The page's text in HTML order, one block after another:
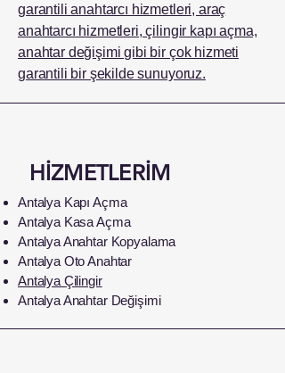
garantili anahtarcı hizmetleri, araç
anahtarcı hizmetleri, çilingir kapı açma,
anahtar değişimi gibi bir çok hizmeti
garantili bir şekilde sunuyoruz.
HİZMETLERİM
Antalya Kapı Açma
Antalya Kasa Açma
Antalya Anahtar Kopyalama
Antalya Oto Anahtar
Antalya Çilingir
Antalya Anahtar Değişimi